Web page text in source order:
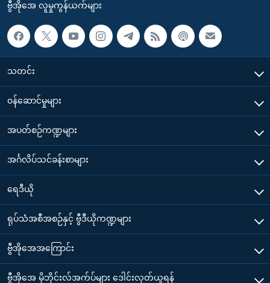
ဗွီအိုအေ လူမှုကွန်ယက်များ
သတင်း
၀န်ဆောင်မှုများ
အပတ်စဉ်ကဏ္ဍများ
အင်္ဂလိပ်သင်ခန်းစာများ
ရေဒီယို
ရုပ်သံအစီအစဉ်နှင့် ဗွီဒီယိုကဏ္ဍများ
ဗွီအိုအေအကြောင်း
ဗွီအိုအေ မိုဘိုင်းလ်အက်ပ်များ ဒေါင်းလုတ်ယူရန်